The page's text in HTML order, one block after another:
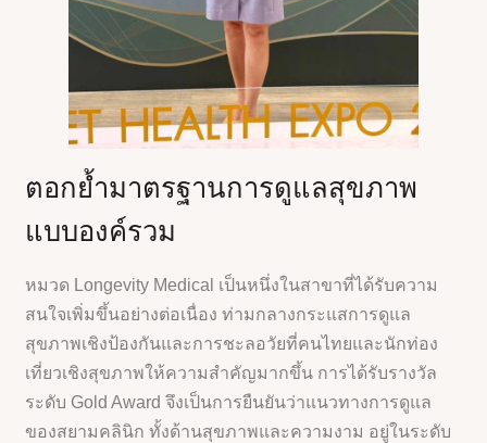
ตอกย้ำมาตรฐานการดูแลสุขภาพ
แบบองค์รวม
หมวด Longevity Medical เป็นหนึ่งในสาขาที่ได้รับความ
สนใจเพิ่มขึ้นอย่างต่อเนื่อง ท่ามกลางกระแสการดูแล
สุขภาพเชิงป้องกันและการชะลอวัยที่คนไทยและนักท่อง
เที่ยวเชิงสุขภาพให้ความสำคัญมากขึ้น การได้รับรางวัล
ระดับ Gold Award จึงเป็นการยืนยันว่าแนวทางการดูแล
ของสยามคลินิก ทั้งด้านสุขภาพและความงาม อยู่ในระดับ